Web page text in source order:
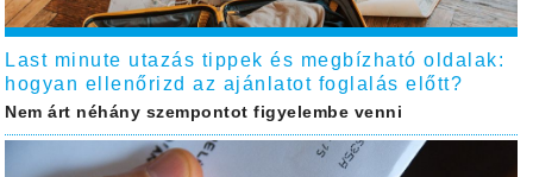
Last minute utazás tippek és megbízható oldalak:
hogyan ellenőrizd az ajánlatot foglalás előtt?
Nem árt néhány szempontot figyelembe venni